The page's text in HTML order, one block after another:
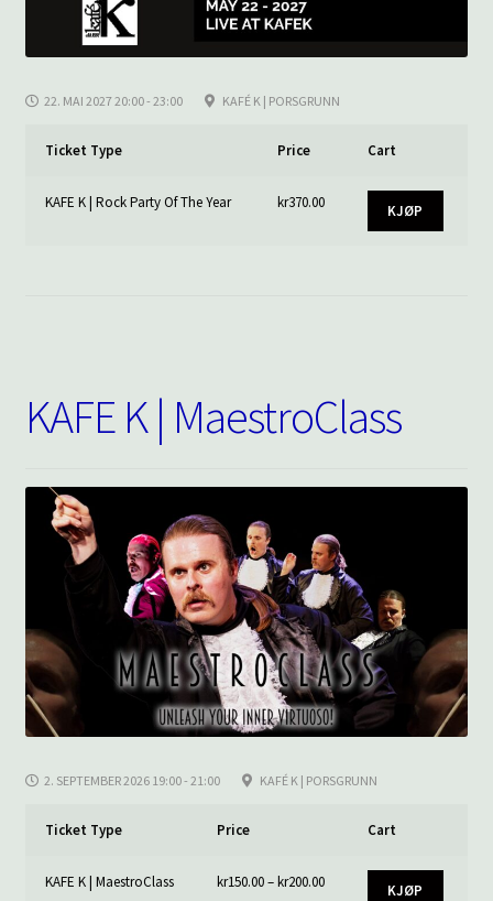
22. MAI 2027 20:00 - 23:00 KAFÉ K | PORSGRUNN
Ticket Type Price Cart
KAFE K | Rock Party Of The Year kr370.00 KJØP
KAFE K | MaestroClass
2. SEPTEMBER 2026 19:00 - 21:00 KAFÉ K | PORSGRUNN
Ticket Type Price Cart
KAFE K | MaestroClass kr150.00–kr200.00Prisområde: kr150.00 til
KJØP